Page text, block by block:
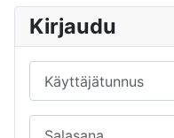
Kirjaudu